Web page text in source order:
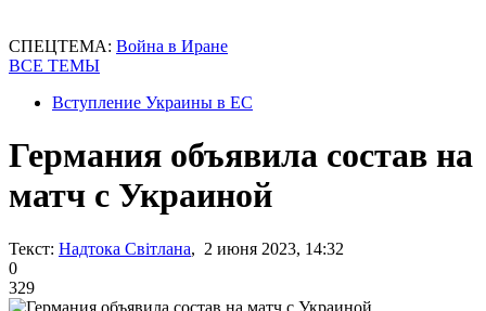
СПЕЦТЕМА: Война в Иране
ВСЕ ТЕМЫ
Вступление Украины в ЕС
Германия объявила состав на
матч с Украиной
Текст: Надтока Світлана, 2 июня 2023, 14:32
0
329